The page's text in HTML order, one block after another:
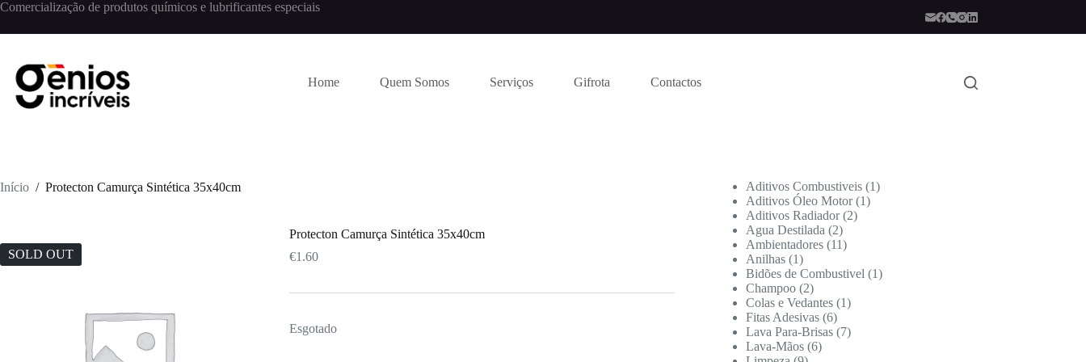
Comercialização de produtos químicos e lubrificantes especiais
Home Quem Somos Serviços Gifrota Contactos
Início / Protecton Camurça Sintética 35x40cm
SOLD OUT
Protecton Camurça Sintética 35x40cm
€1.60
Esgotado
Aditivos Combustiveis 1
Aditivos Óleo Motor 1
Aditivos Radiador 2
Agua Destilada
2
Ambientadores 11
Anilhas 1
Bidões de Combustivel
1
Champoo 2
Colas e Vedantes 1
Fitas Adesivas 6
Lava Para-Brisas 7
Lava-Mãos 6